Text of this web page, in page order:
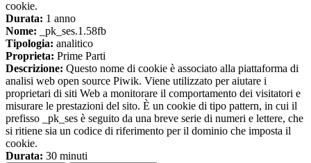
cookie.
Durata: 1 anno
Nome: _pk_ses.1.58fb
Tipologia: analitico
Proprieta: Prime Parti
Descrizione: Questo nome di cookie è associato alla piattaforma di
analisi web open source Piwik. Viene utilizzato per aiutare i
proprietari di siti Web a monitorare il comportamento dei visitatori e
misurare le prestazioni del sito. È un cookie di tipo pattern, in cui il
prefisso _pk_ses è seguito da una breve serie di numeri e lettere, che
si ritiene sia un codice di riferimento per il dominio che imposta il
cookie.
Durata: 30 minuti